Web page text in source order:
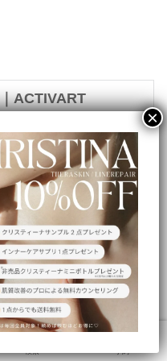
ACTIVART
商品ページはこちら⭐️
検索 予約